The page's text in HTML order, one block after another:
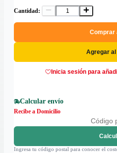
Cantidad:
Comprar
Agregar
Inicia sesión para
Calcular envío
Recibe a Domicilio
Ingresa tu código postal para conocer el